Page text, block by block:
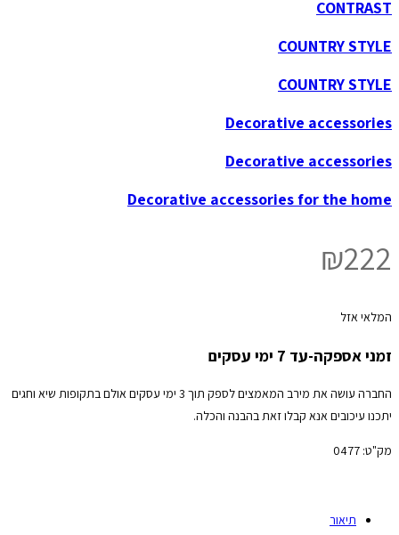
CONTRAST
COUNTRY STYLE
COUNTRY STYLE
Decorative accessories
Decorative accessories
Decorative accessories for the home
₪222
המלאי אזל
זמני אספקה-עד 7 ימי עסקים
החברה עושה את מירב המאמצים לספק תוך 3 ימי עסקים אולם בתקופות שיא וחגים
יתכנו עיכובים אנא קבלו זאת בהבנה והכלה.
מק"ט: 0477
תיאור